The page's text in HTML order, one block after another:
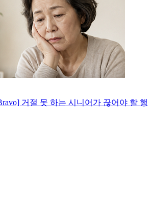
거절 못 하는 시니어가 끊어야 할 행